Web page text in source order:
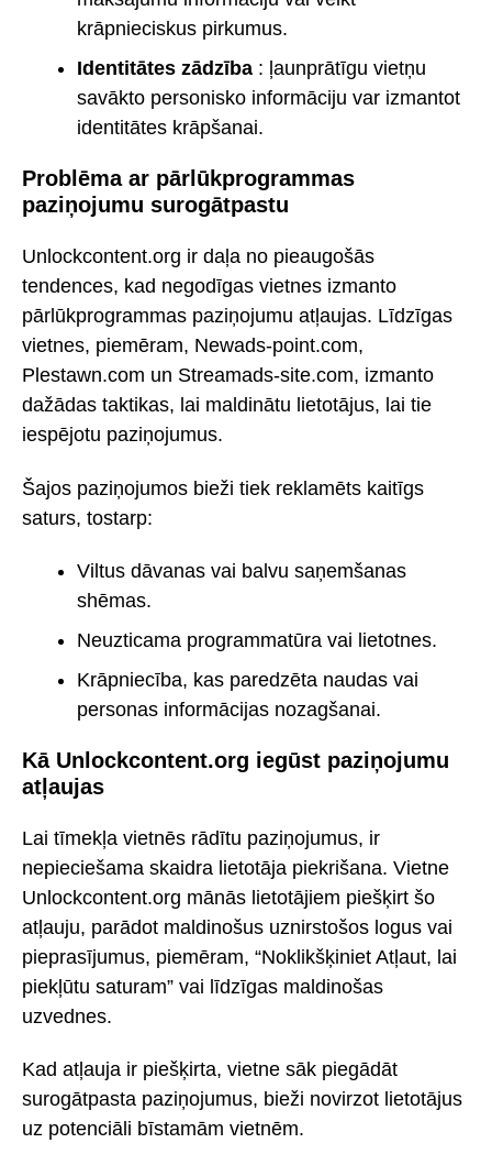
krāpnieciskus pirkumus.
Identitātes zādzība : ļaunprātīgu vietņu
savākto personisko informāciju var izmantot
identitātes krāpšanai.
Problēma ar pārlūkprogrammas
paziņojumu surogātpastu
Unlockcontent.org ir daļa no pieaugošās
tendences, kad negodīgas vietnes izmanto
pārlūkprogrammas paziņojumu atļaujas. Līdzīgas
vietnes, piemēram, Newads-point.com,
Plestawn.com un Streamads-site.com, izmanto
dažādas taktikas, lai maldinātu lietotājus, lai tie
iespējotu paziņojumus.
Šajos paziņojumos bieži tiek reklamēts kaitīgs
saturs, tostarp:
Viltus dāvanas vai balvu saņemšanas
shēmas.
Neuzticama programmatūra vai lietotnes.
Krāpniecība, kas paredzēta naudas vai
personas informācijas nozagšanai.
Kā Unlockcontent.org iegūst paziņojumu
atļaujas
Lai tīmekļa vietnēs rādītu paziņojumus, ir
nepieciešama skaidra lietotāja piekrišana. Vietne
Unlockcontent.org mānās lietotājiem piešķirt šo
atļauju, parādot maldinošus uznirstošos logus vai
pieprasījumus, piemēram, “Noklikšķiniet Atļaut, lai
piekļūtu saturam” vai līdzīgas maldinošas
uzvednes.
Kad atļauja ir piešķirta, vietne sāk piegādāt
surogātpasta paziņojumus, bieži novirzot lietotājus
uz potenciāli bīstamām vietnēm.